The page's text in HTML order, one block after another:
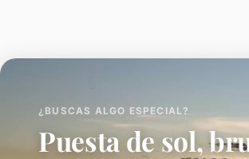
¿BUSCAS ALGO ESPECIAL?
Puesta de sol,